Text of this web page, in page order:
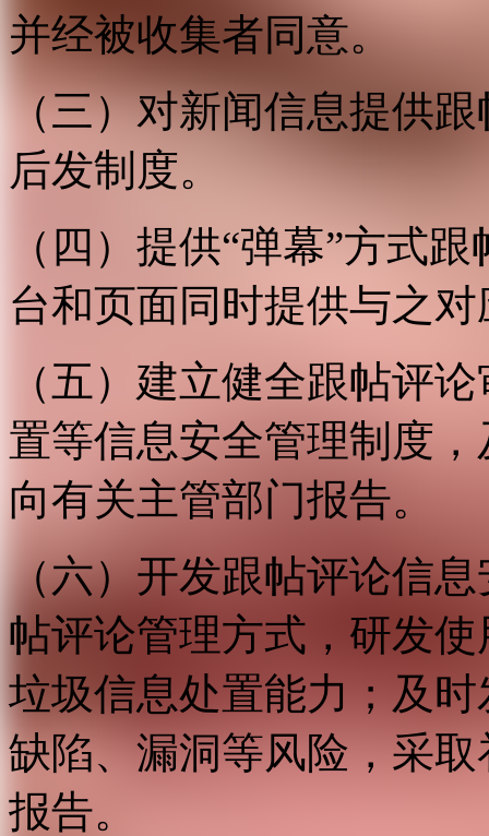
并经被收集者同意。
（三）对新闻信息提供
后发制度。
（四）提供“弹幕”方式
台和页面同时提供与之
（五）建立健全跟帖评
置等信息安全管理制度
向有关主管部门报告。
（六）开发跟帖评论信
帖评论管理方式，研发
垃圾信息处置能力；及
缺陷、漏洞等风险，采
报告。